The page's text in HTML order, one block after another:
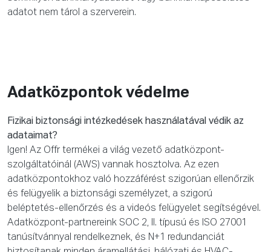
adatot nem tárol a szerverein.
Adatközpontok védelme
Fizikai biztonsági intézkedések használatával védik az
adataimat?
Igen! Az Offr termékei a világ vezető adatközpont-
szolgáltatóinál (AWS) vannak hosztolva. Az ezen
adatközpontokhoz való hozzáférést szigorúan ellenőrzik
és felügyelik a biztonsági személyzet, a szigorú
beléptetés-ellenőrzés és a videós felügyelet segítségével.
Adatközpont-partnereink SOC 2, II. típusú és ISO 27001
tanúsítvánnyal rendelkeznek, és N+1 redundanciát